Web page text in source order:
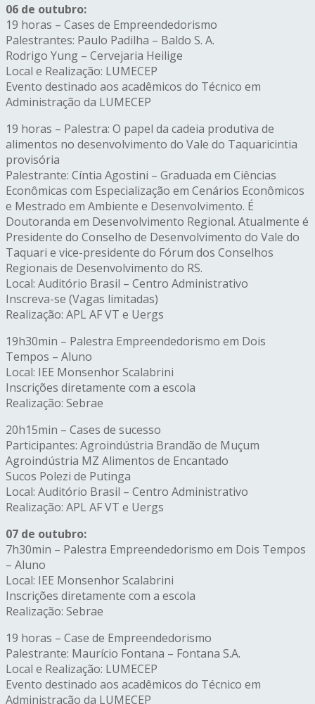
06 de outubro:
19 horas – Cases de Empreendedorismo
Palestrantes: Paulo Padilha – Baldo S. A.
Rodrigo Yung – Cervejaria Heilige
Local e Realização: LUMECEP
Evento destinado aos acadêmicos do Técnico em
Administração da LUMECEP
19 horas – Palestra: O papel da cadeia produtiva de
alimentos no desenvolvimento do Vale do Taquaricintia
provisória
Palestrante: Cíntia Agostini – Graduada em Ciências
Econômicas com Especialização em Cenários Econômicos
e Mestrado em Ambiente e Desenvolvimento. É
Doutoranda em Desenvolvimento Regional. Atualmente é
Presidente do Conselho de Desenvolvimento do Vale do
Taquari e vice-presidente do Fórum dos Conselhos
Regionais de Desenvolvimento do RS.
Local: Auditório Brasil – Centro Administrativo
Inscreva-se (Vagas limitadas)
Realização: APL AF VT e Uergs
19h30min – Palestra Empreendedorismo em Dois
Tempos – Aluno
Local: IEE Monsenhor Scalabrini
Inscrições diretamente com a escola
Realização: Sebrae
20h15min – Cases de sucesso
Participantes: Agroindústria Brandão de Muçum
Agroindústria MZ Alimentos de Encantado
Sucos Polezi de Putinga
Local: Auditório Brasil – Centro Administrativo
Realização: APL AF VT e Uergs
07 de outubro:
7h30min – Palestra Empreendedorismo em Dois Tempos
– Aluno
Local: IEE Monsenhor Scalabrini
Inscrições diretamente com a escola
Realização: Sebrae
19 horas – Case de Empreendedorismo
Palestrante: Maurício Fontana – Fontana S.A.
Local e Realização: LUMECEP
Evento destinado aos acadêmicos do Técnico em
Administração da LUMECEP